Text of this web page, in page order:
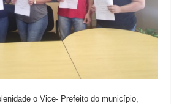
o Vice- Prefeito do município,